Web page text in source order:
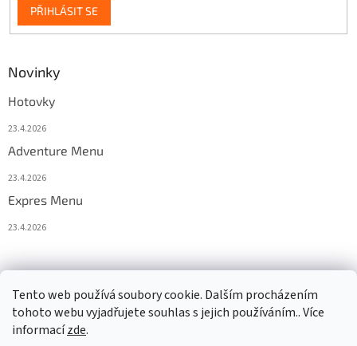
Tento web používá soubory cookie. Dalším procházením
tohoto webu vyjadřujete souhlas s jejich používáním.. Více
informacízde.
PŘIHLÁSIT SE
Novinky
Hotovky
23.4.2026
Adventure Menu
23.4.2026
Expres Menu
23.4.2026